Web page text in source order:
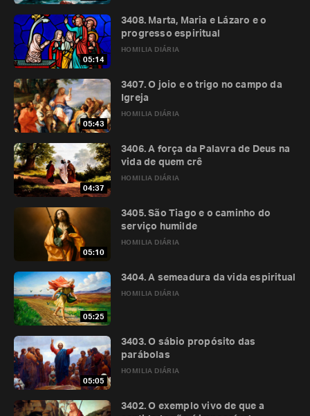
05:14
HOMILIA DIÁRIA
3408. Marta, Maria e Lázaro e o
progresso espiritual
05:43
HOMILIA DIÁRIA
3407. O joio e o trigo no campo da
Igreja
04:37
HOMILIA DIÁRIA
3406. A força da Palavra de Deus na
vida de quem crê
05:10
HOMILIA DIÁRIA
3405. São Tiago e o caminho do
serviço humilde
05:25
HOMILIA DIÁRIA
3404. A semeadura da vida espiritual
05:05
HOMILIA DIÁRIA
3403. O sábio propósito das
parábolas
3402. O exemplo vivo de que a